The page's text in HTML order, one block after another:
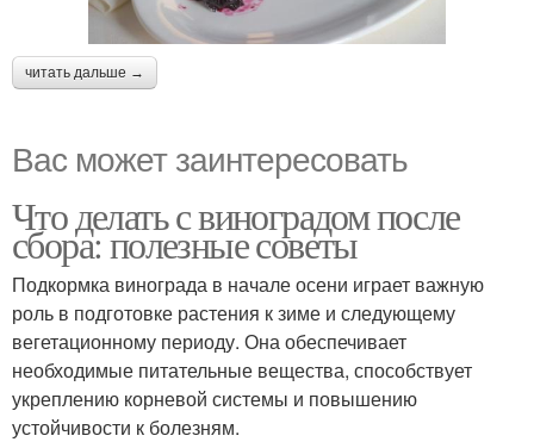
Настойки из
сентябрьского
Пирог с виноградом Желе с виноградом
Намазка с виноградом
читать дальше →
Вас может заинтересовать
Что делать с виноградом после
сбора: полезные советы
Подкормка винограда в начале осени играет важную
роль в подготовке растения к зиме и следующему
вегетационному периоду. Она обеспечивает
необходимые питательные вещества, способствует
укреплению корневой системы и повышению
устойчивости к болезням.